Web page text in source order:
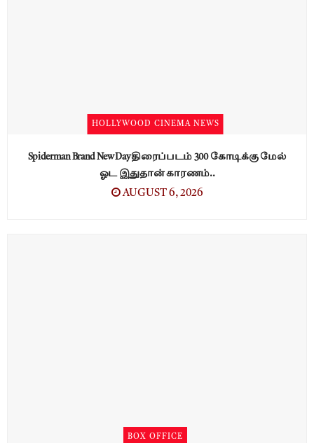
HOLLYWOOD CINEMA NEWS
Spiderman Brand New Day திரைப்படம் 300 கோடிக்கு மேல்
ஓட இதுதான் காரணம்..
AUGUST 6, 2026
BOX OFFICE